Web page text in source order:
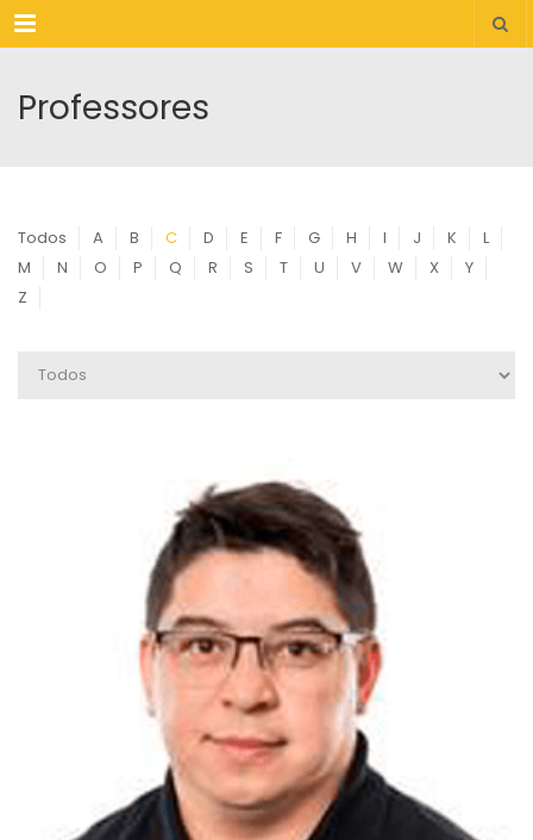
Menu
Professores
Todos A B C D E F G H I J K
L
M
N O P Q R S T U V W X
Y
Z